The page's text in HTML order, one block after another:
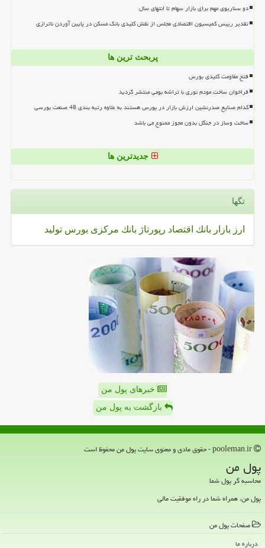
دو سناریوی مهم برای بازار سهام تا انتهای سال
تقدیر رییس کمیسیون اقتصادی مجلس از نقش کلیدی بانک مسکن در پایین آوردن ناترازی
پربحث ترین ها
فتح مقاومت کلیدی بورس
فراخوان ساخت مودم نوری با تراشه بومی منتشر گردید
کدام صنایع صدرنشین ارزش بازار در بورس هستند به علاوه رتبه بندی 48 صنعت بورسی
ساخت وساز در جنگل بدون مجوز ممنوع می باشد
جدیدترین ها
تگها
ارز بازار بانك اقتصاد رپورتاژ بانك مركزی بورس تولید
خبرهای پول من
بازگشت به پول من
پول من
محاسبه گر پول شما
پول من، همراه شما در راه موفقیت مالی
صفحات پول من
درباره ما